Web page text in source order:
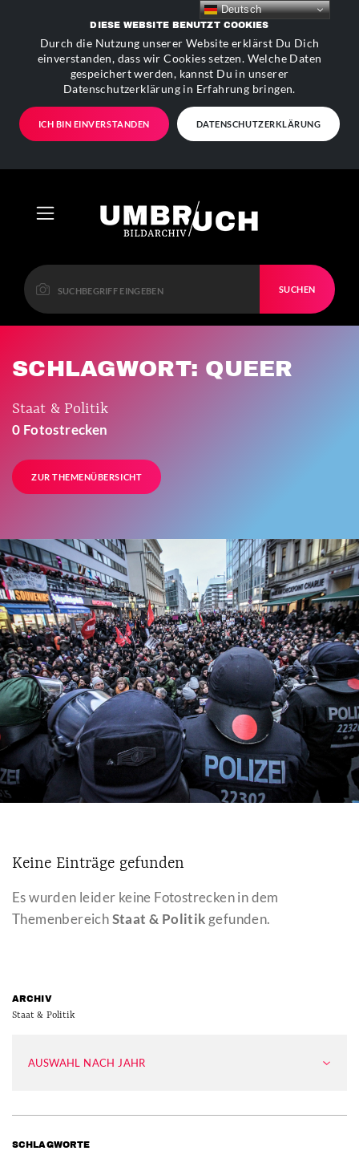
DIESE WEBSITE BENUTZT COOKIES
Durch die Nutzung unserer Website erklärst Du Dich
einverstanden, dass wir Cookies setzen. Welche Daten
gespeichert werden, kannst Du in unserer
Datenschutzerklärung in Erfahrung bringen.
ICH BIN EINVERSTANDEN DATENSCHUTZERKLÄRUNG
SUCHEN
SCHLAGWORT: QUEER
Staat & Politik
0 Fotostrecken
ZUR THEMENÜBERSICHT
Keine Einträge gefunden
Es wurden leider keine Fotostrecken in dem
ThemenbereichStaat & Politik gefunden.
ARCHIV
Staat & Politik
AUSWAHL NACH JAHR
SCHLAGWORTE
Deutsch